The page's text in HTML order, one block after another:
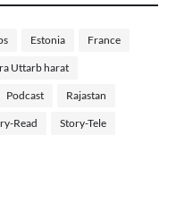
Estonia France
Uttarb harat
Podcast Rajastan
Read Story-Tele